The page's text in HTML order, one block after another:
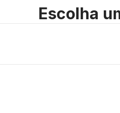
Escolha